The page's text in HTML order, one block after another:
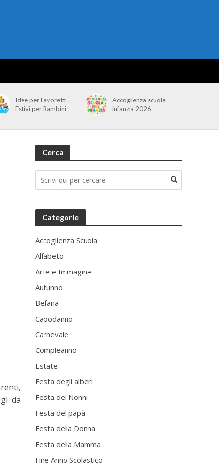
Idee per Lavoretti
Estivi per Bambini
Accoglienza scuola
infanzia 2026
da
Cerca
Categorie
Accoglienza Scuola
Alfabeto
Arte e Immagine
Autunno
Befana
Capodanno
Carnevale
Compleanno
Estate
Festa degli alberi
Festa dei Nonni
Festa del papà
Festa della Donna
Festa della Mamma
Fine Anno Scolastico